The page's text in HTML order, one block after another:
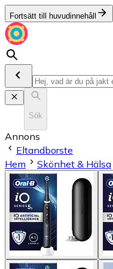
Fortsätt till huvudinnehåll
Sök
Annons
Eltandborste
Hem
Skönhet & Hälsa